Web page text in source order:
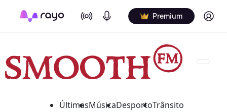
On Air Podcasts Premium Log in
ÚltimasMúsicaDesportoTrânsito